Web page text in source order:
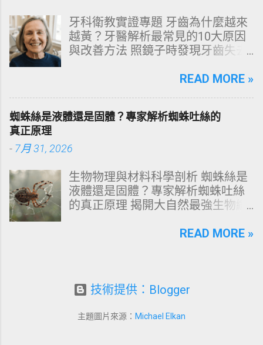
了」。當你蓮蓬頭剛淋濕頭髮，下
一秒就把濃縮洗髮精直接抹在頭皮
上時，你已經親手觸發了一連串破
過嚴密的邏輯分析，為你解構正確
快速導覽目錄 一、 盲點剖析：沖濕
立刻塗洗髮精，為何是毀髮災難？
Wash）」的物理學與生物學底層邏
「雙重洗髮黃金公式」 四、 全流程
對比：正確洗頭與錯誤習慣的系統
差異 五、 破除迷思：7 個被誤傳已
測：建構個人化高效護髮工作流
精、搓揉、沖水」這四個動作。然
度，洗頭是一場精密的 表面張力改
牙科衛教實證專題 牙齒為什麼越來
越黃？牙醫解析最常見的10大原因
與改善方法 照鏡子時發現牙齒失去
文由專業牙科思維出發，深度剖析
改善與美白對策。 📋 文章快速導覽
琺瑯質與象牙質 二、 牙齒變黃的10
源性變色的自我檢視 四、 5大專業
牙醫美白療程評估與比較 五、 避坑
指南：破除3大網路美白偏方迷思
理策略 一、 牙齒顏色的生物學本
的透明或半透明組織組成的 琺瑯質
在琺瑯質內層的則是微黃色的 象牙
READ MORE »
蜘蛛絲是液體還是固體？專家解析蜘蛛吐絲的
真正原理
- 7月 31, 2026
生物物理與材料科學剖析 蜘蛛絲是
液體還是固體？專家解析蜘蛛吐絲
的真正原理 揭開大自然最強生物纖
態蛋白質，到拉伸瞬間轉化為超抗
質（濃相液晶流體） ，吐出體外時
切應力誘導結晶： 吐絲過程並非簡
READ MORE »
技術提供：Blogger
主題圖片來源： Michael Elkan